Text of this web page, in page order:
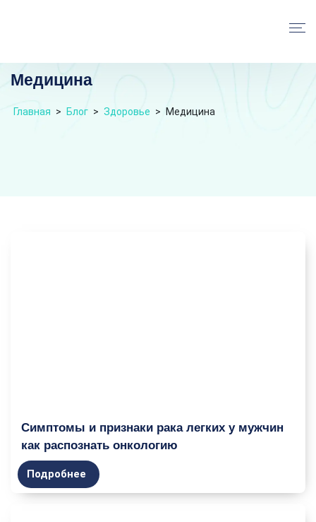
Медицина
Главная > Блог > Здоровье > Медицина
Симптомы и признаки рака легких у мужчин
как распознать онкологию
Подробнее